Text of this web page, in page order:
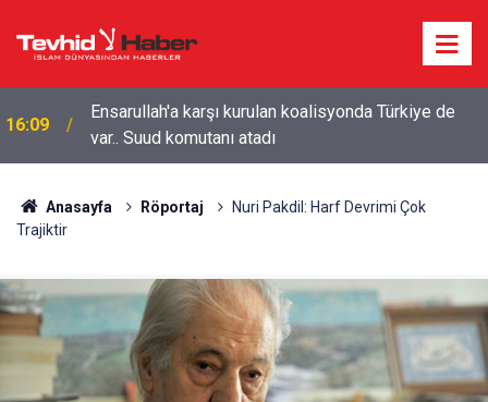
16:09
Ensarullah'a karşı kurulan koalisyonda Türkiye de
var.. Suud komutanı atadı
Anasayfa Röportaj
Nuri Pakdil: Harf Devrimi Çok
Trajiktir